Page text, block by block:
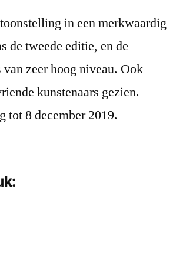
in een merkwaardig
de tweede editie, en de
zeer hoog niveau. Ook
kunstenaars gezien.
tot 8 december 2019.